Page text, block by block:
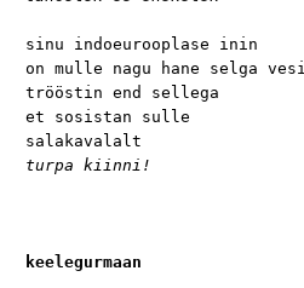
sinu indoeurooplase inin
on mulle nagu hane selga vesi
trööstin end sellega
et sosistan sulle
turpa kiinni!
keelegurmaan